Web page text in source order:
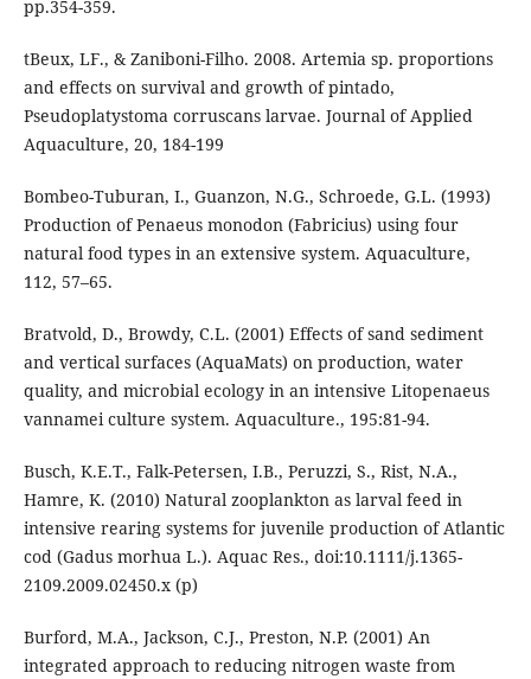
pp.354-359.
tBeux, LF., & Zaniboni-Filho. 2008. Artemia sp. proportions
and effects on survival and growth of pintado,
Pseudoplatystoma corruscans larvae. Journal of Applied
Aquaculture, 20, 184-199
Bombeo-Tuburan, I., Guanzon, N.G., Schroede, G.L. (1993)
Production of Penaeus monodon (Fabricius) using four
natural food types in an extensive system. Aquaculture,
112, 57–65.
Bratvold, D., Browdy, C.L. (2001) Effects of sand sediment
and vertical surfaces (AquaMats) on production, water
quality, and microbial ecology in an intensive Litopenaeus
vannamei culture system. Aquaculture., 195:81-94.
Busch, K.E.T., Falk-Petersen, I.B., Peruzzi, S., Rist, N.A.,
Hamre, K. (2010) Natural zooplankton as larval feed in
intensive rearing systems for juvenile production of Atlantic
cod (Gadus morhua L.). Aquac Res., doi:10.1111/j.1365-
2109.2009.02450.x (p)
Burford, M.A., Jackson, C.J., Preston, N.P. (2001) An
integrated approach to reducing nitrogen waste from